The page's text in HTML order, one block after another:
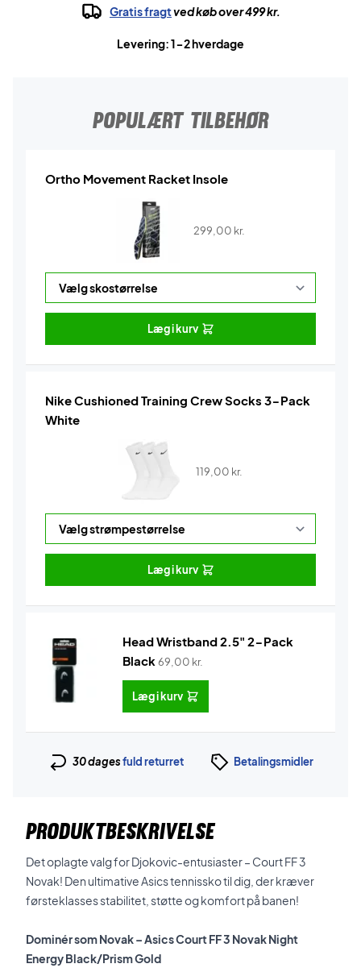
Gratis fragtved køb over 499 kr.
Levering: 1-2 hverdage
POPULÆRT TILBEHØR
Ortho Movement Racket Insole
299,00 kr.
Læg i kurv
Nike Cushioned Training Crew Socks 3-Pack
White
119,00 kr.
Læg i kurv
Head Wristband 2.5" 2-Pack
Black69,00 kr.
Læg i kurv
30 dagesfuld returret Betalingsmidler
PRODUKTBESKRIVELSE
Det oplagte valg for Djokovic-entusiaster – Court FF 3
Novak! Den ultimative Asics tennissko til dig, der kræver
førsteklasses stabilitet, støtte og komfort på banen!
Dominér som Novak –Asics Court FF 3 Novak Night
Energy Black/Prism Gold